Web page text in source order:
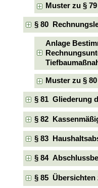
Muster zu §
§ 80
Anlage
Muster zu §
§ 81 Gliederung
§ 82
§ 83
§ 84
§ 85 Übersichten